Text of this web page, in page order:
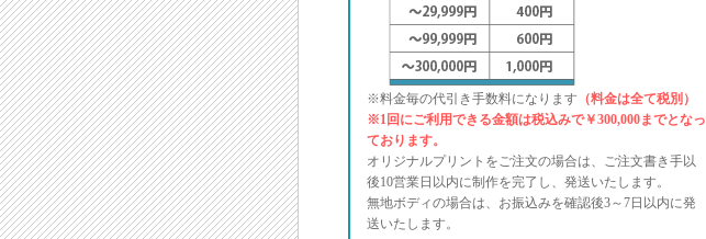
※料金毎の代引き手数料になります （料金は全て税別）
※1回にご利用できる金額は税込みで￥300,000までとなっ
ております。
オリジナルプリントをご注文の場合は、ご注文書き手以
後10営業日以内に制作を完了し、発送いたします。
無地ボディの場合は、お振込みを確認後3～7日以内に発
送いたします。